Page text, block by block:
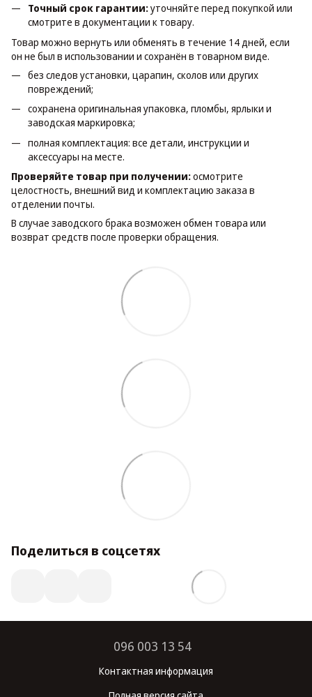
Точный срок гарантии:уточняйте перед покупкой или
смотрите в документации к товару.
Товар можно вернуть или обменять в течение 14 дней, если
он не был в использовании и сохранён в товарном виде.
без следов установки, царапин, сколов или других
повреждений;
сохранена оригинальная упаковка, пломбы, ярлыки и
заводская маркировка;
полная комплектация: все детали, инструкции и
аксессуары на месте.
Проверяйте товар при получении:осмотрите
целостность, внешний вид и комплектацию заказа в
отделении почты.
В случае заводского брака возможен обмен товара или
возврат средств после проверки обращения.
Поделиться в соцсетях
096 003 13 54
Контактная информация